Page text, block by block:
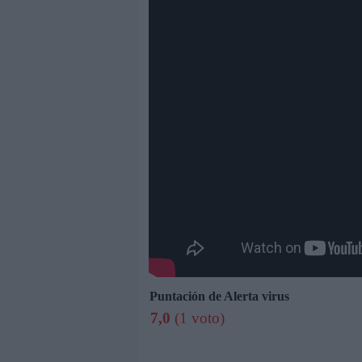
Puntación de Alerta virus
7,0 (1 voto)